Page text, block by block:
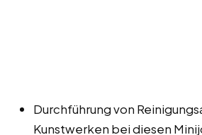
Durchführung von
Kunstwerken bei diesen